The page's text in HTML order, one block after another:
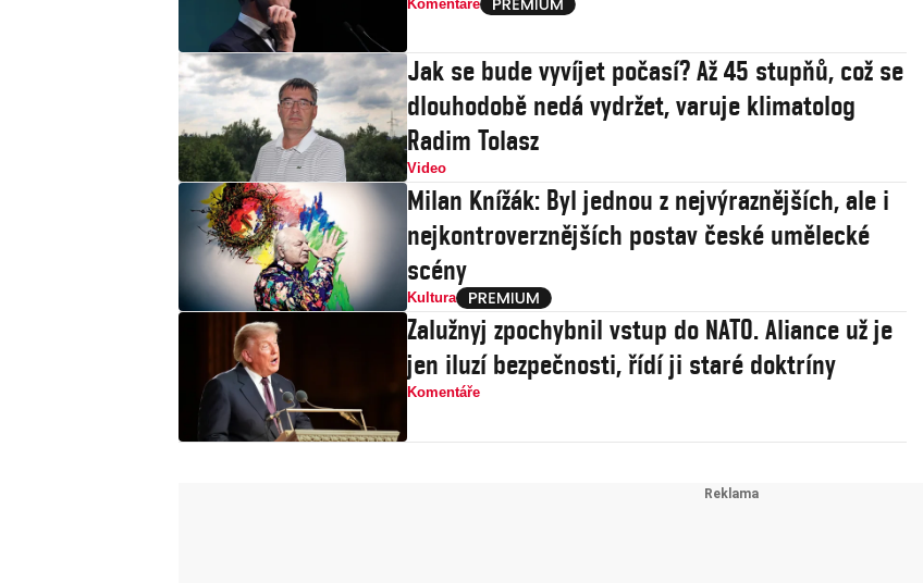
Komentáře
Jak se bude vyvíjet počasí? Až 45 stupňů, což se
dlouhodobě nedá vydržet, varuje klimatolog
Radim Tolasz
Video
Milan Knížák: Byl jednou z nejvýraznějších, ale i
nejkontroverznějších postav české umělecké
scény
Kultura
Zalužnyj zpochybnil vstup do NATO. Aliance už je
jen iluzí bezpečnosti, řídí ji staré doktríny
Komentáře